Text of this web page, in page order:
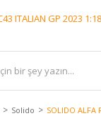
Solido SOLIDO ALFA